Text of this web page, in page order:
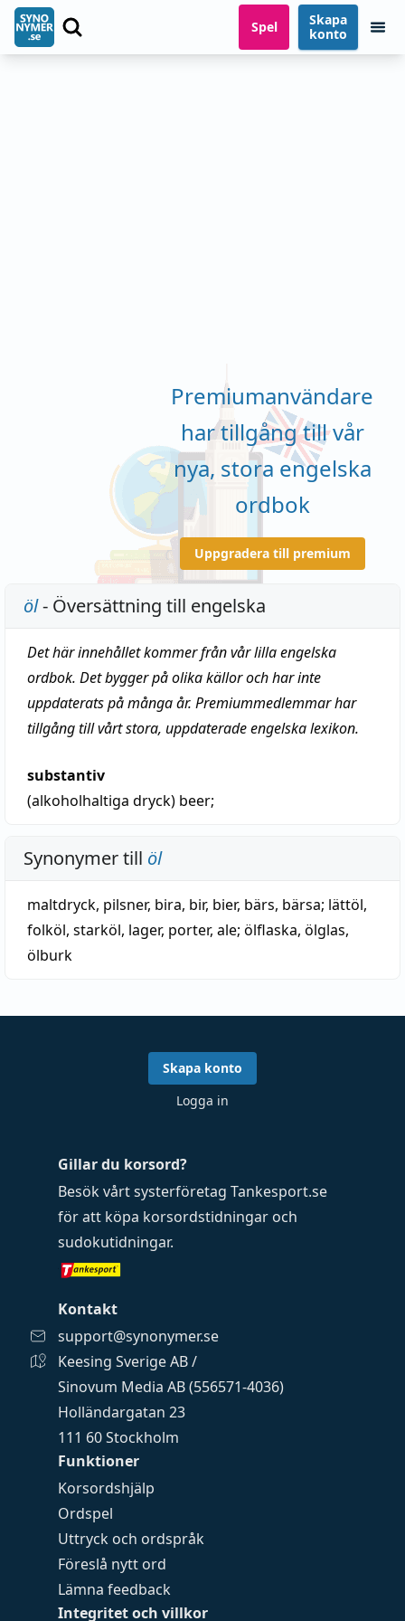
Spel
Skapa
konto
Premiumanvändare
har tillgång till vår
nya, stora engelska
ordbok
Uppgradera till premium
öl- Översättning till engelska
Det här innehållet kommer från vår lilla engelska
ordbok. Det bygger på olika källor och har inte
uppdaterats på många år. Premiummedlemmar har
tillgång till vårt stora, uppdaterade engelska lexikon.
substantiv
(alkoholhaltiga dryck) beer;
Synonymer till öl
maltdryck, pilsner, bira, bir, bier, bärs, bärsa; lättöl,
folköl, starköl, lager, porter, ale; ölflaska, ölglas,
ölburk
Funktioner
Korsordshjälp
Ordspel
Uttryck och ordspråk
Föreslå nytt ord
Lämna feedback
Integritet och villkor
Gillar du korsord?
Besök vårt systerföretag Tankesport.se
för att köpa korsordstidningar och
sudokutidningar.
Kontakt
support@synonymer.se
Keesing Sverige AB /
Sinovum Media AB (556571-4036)
Holländargatan 23
111 60 Stockholm
Skapa konto
Logga in